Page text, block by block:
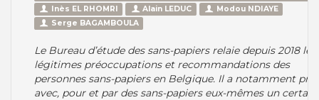
Inès EL RHOMRI
Alain LEDUC
Modou NDIAYE
Serge BAGAMBOULA
Le Bureau d’étude des sans-papiers relaie depuis 2018 les
légitimes préoccupations et recommandations des
personnes sans-papiers en Belgique. Il a notamment
avec, pour et par des sans-papiers eux-mêmes un certain